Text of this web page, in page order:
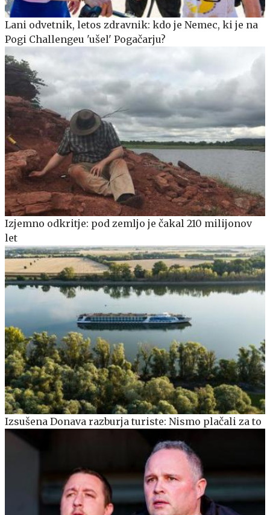
Lani odvetnik, letos zdravnik: kdo je Nemec, ki je na
Pogi Challengeu 'ušel' Pogačarju?
Izjemno odkritje: pod zemljo je čakal 210 milijonov
let
Izsušena Donava razburja turiste: Nismo plačali za to